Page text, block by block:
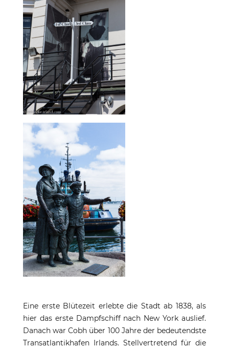
Eine erste Blütezeit erlebte die Stadt ab 1838, als
hier das erste Dampfschiff nach New York auslief.
Danach war Cobh über 100 Jahre der bedeutendste
Transatlantikhafen Irlands. Stellvertretend für die